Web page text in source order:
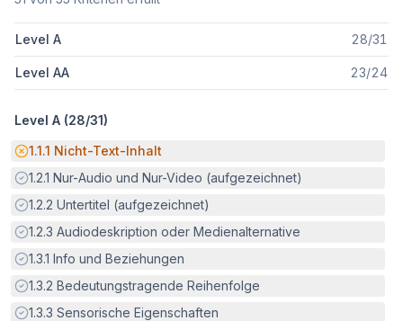
Level A 28/31
Level AA 23/24
Level A (28/31)
Potenzielle Barriere:
1.1.1 Nicht-Text-Inhalt
Erfüllt:
1.2.1 Nur-Audio und Nur-Video (aufgezeichnet)
Erfüllt:
1.2.2 Untertitel (aufgezeichnet)
Erfüllt:
1.2.3 Audiodeskription oder Medienalternative
Erfüllt:
1.3.1 Info und Beziehungen
Erfüllt:
1.3.2 Bedeutungstragende Reihenfolge
Erfüllt:
1.3.3 Sensorische Eigenschaften